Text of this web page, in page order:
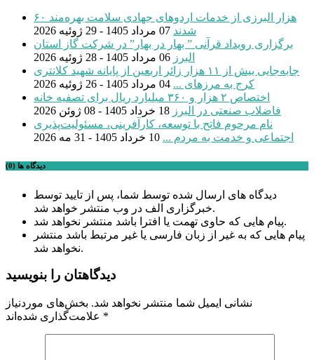
۶۰ هزار البرزی از خدمات اردوهای جهادی سلامت بهره‌مند
شدند 07 مرداد 1405 - 29 ژوئیه 2026
برگزاری رویداد قرآنی ” بهار در بهار” در شرکت گاز استان
البرز 06 مرداد 1405 - 28 ژوئیه 2026
جابه‌جایی بیش از ۱۱ هزار زائر اربعین از پایانه شهید کلانتری
کرج به مرزهای ... 04 مرداد 1405 - 26 ژوئیه 2026
اختصاص ۲ هزار و ۳۶۰ میلیارد ریال برای تصفیه خانه
فاضلاب صنعتی در البرز 18 خرداد 1405 - 08 ژوئن 2026
نام مرحوم فاتح با توسعه، کارآفرینی، مسئولیت‌پذیری
اجتماعی و خدمت به مردم ... 10 خرداد 1405 - 31 مه 2026
دیدگاه ها (0)
دیدگاه های ارسال شده توسط شما، پس از تایید توسط
خبرگزاری الف در وب منتشر خواهد شد.
پیام هایی که حاوی تهمت یا افترا باشد منتشر نخواهد شد.
پیام هایی که به غیر از زبان فارسی یا غیر مرتبط باشد منتشر
نخواهد شد.
دیدگاهتان را بنویسید
نشانی ایمیل شما منتشر نخواهد شد. بخش‌های موردنیاز
*